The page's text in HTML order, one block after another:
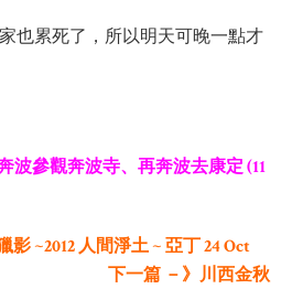
也累死了，所以明天可晚一點才
參觀奔波寺、再奔波去康定 (11
~2012 人間淨土 ~ 亞丁 24 Oct
下一篇 －》川西金秋